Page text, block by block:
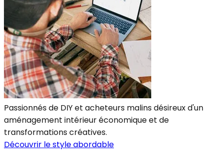
Passionnés de DIY et acheteurs malins désireux d'un
aménagement intérieur économique et de
transformations créatives.
Découvrir le style abordable